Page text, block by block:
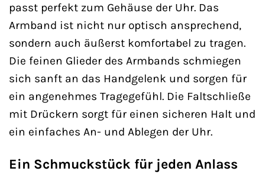
passt perfekt zum Gehäuse der Uhr. Das
Armband ist nicht nur optisch ansprechend,
sondern auch äußerst komfortabel zu tragen.
Die feinen Glieder des Armbands schmiegen
sich sanft an das Handgelenk und sorgen für
ein angenehmes Tragegefühl. Die Faltschließe
mit Drückern sorgt für einen sicheren Halt und
ein einfaches An- und Ablegen der Uhr.
Ein Schmuckstück für jeden Anlass